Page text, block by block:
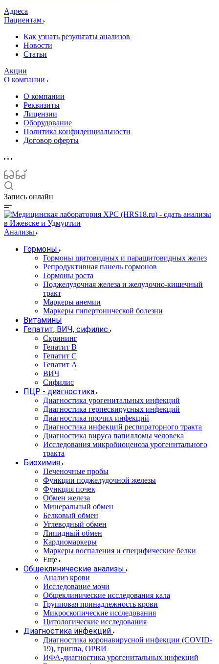
Адреса
Пациентам
Как узнать результаты анализов
Новости
Статьи
Акции
О компании
О компании
Реквизиты
Лицензии
Оборудование
Политика конфиденциальности
Договор оферты
Запись онлайн
Анализы
Гормоны
Гормоны щитовидных и паращитовидных желез
Репродуктивная панель гормонов
Гормоны роста
Поджелудочная железа и желудочно-кишечный
тракт
Маркеры анемии
Маркеры гипертонической болезни
Витамины
Гепатит, ВИЧ, сифилис
Скрининг
Гепатит В
Гепатит С
Гепатит А
ВИЧ
Сифилис
ПЦР - диагностика
Диагностика урогенитальных инфекций
Диагностика герпесвирусных инфекций
Диагностика прочих инфекций
Диагностика инфекций респираторного тракта
Диагностика вируса папилломы человека
Исследования микробиоценоза урогенитального
тракта
Биохимия
Печеночные пробы
Функции поджелудочной железы
Функция почек
Обмен железа
Минеральный обмен
Белковый обмен
Углеводный обмен
Липидный обмен
Кардиомаркеры
Маркеры воспаления и специфические белки
Еще
Общеклинические анализы
Анализ крови
Исследование мочи
Общеклинические исследования кала
Групповая принадлежность крови
Микроскопические исследования
Цитологические исследования
Диагностика инфекций
Диагностика коронавирусной инфекции (COVID-
19), гриппа, ОРВИ
ИФА-диагностика урогенитальных инфекций